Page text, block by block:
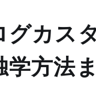
グカス
学方法